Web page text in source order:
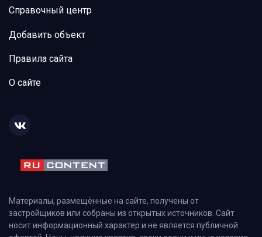
Справочный центр
Добавить объект
Правила сайта
О сайте
Материалы, размещённые на сайте, получены от
застройщиков или собраны из открытых источников. Сайт
носит информационный характер и не является публичной